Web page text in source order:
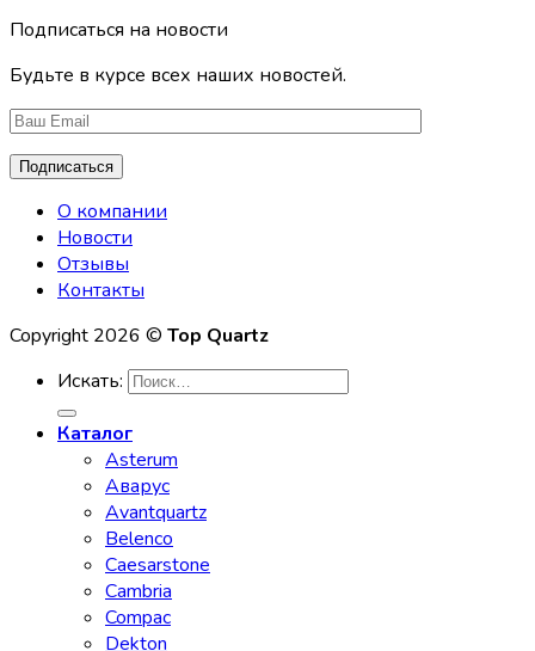
Подписаться на новости
Будьте в курсе всех наших новостей.
О компании
Новости
Отзывы
Контакты
Copyright 2026 © Top Quartz
Искать:
Каталог
Asterum
Аварус
Avantquartz
Belenco
Caesarstone
Cambria
Compac
Dekton